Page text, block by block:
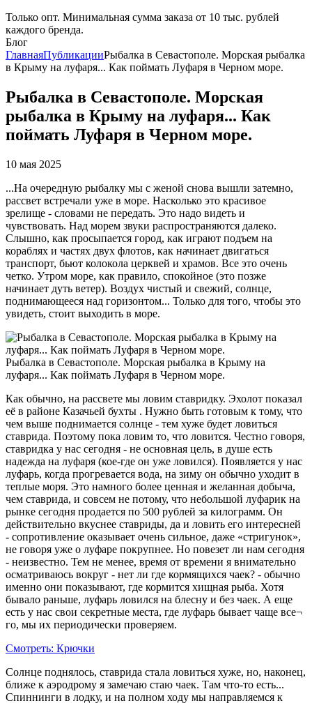
Только опт. Минимальная сумма заказа от 10 тыс. рублей
каждого бренда.
Блог
ГлавнаяПубликацииРыбалка в Севастополе. Морская рыбалка
в Крыму на луфаря... Как поймать Луфаря в Черном море.
Рыбалка в Севастополе. Морская
рыбалка в Крыму на луфаря... Как
поймать Луфаря в Черном море.
10 мая 2025
...На очередную рыбалку мы с женой снова вышли затемно,
рассвет встречали уже в море. Насколько это красивое
зрелище - словами не передать. Это надо видеть и
чувствовать. Над морем звуки распространяются далеко.
Слышно, как просыпается город, как играют подъем на
кораблях и частях двух флотов, как начинает двигаться
транспорт, бьют колокола церквей и храмов. Все это очень
четко. Утром море, как правило, спокойное (это позже
начинает дуть ветер). Воздух чистый и свежий, солнце,
поднимающееся над горизонтом... Только для того, чтобы это
увидеть, стоит выходить в море.
Рыбалка в Севастополе. Морская рыбалка в Крыму на
луфаря... Как поймать Луфаря в Черном море.
Как обычно, на рассвете мы ловим ставридку. Эхолот показал
её в районе Казачьей бухты . Нужно быть готовым к тому, что
чем выше поднимается солнце - тем хуже будет ловиться
ставрида. Поэтому пока ловим то, что ловится. Честно говоря,
ставридка у нас сегодня - не основная цель, в душе есть
надежда на луфаря (кое-где он уже ловился). Появляется у нас
луфарь, когда прогревается вода, на зиму он обычно уходит в
теплые моря. Это намного более ценная и желанная добыча,
чем ставрида, и совсем не потому, что небольшой луфарик на
рынке сегодня продается по 500 рублей за килограмм. Он
действительно вкуснее ставриды, да и ловить его интересней
- сопротивление оказывает очень сильное, даже «стригунок»,
не говоря уже о луфаре покрупнее. Но повезет ли нам сегодня
- неизвестно. Тем не менее, время от времени я внимательно
осматриваюсь вокруг - нет ли где кормящихся чаек? - обычно
именно они показывают, где кормится хищная рыба. Хотя
бывало раньше, луфарь ловился на блесну и без чаек. А еще
есть у нас свои секретные места, где луфарь бывает чаще все¬
го, мы их периодически проверяем.
Смотреть: Крючки
Солнце поднялось, ставрида стала ловиться хуже, но, наконец,
ближе к аэродрому я замечаю стаю чаек. Там что-то есть...
Спиннинги в лодку, и на полном ходу мы направляемся к